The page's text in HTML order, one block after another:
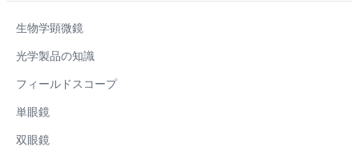
生物学顕微鏡
光学製品の知識
フィールドスコープ
単眼鏡
双眼鏡